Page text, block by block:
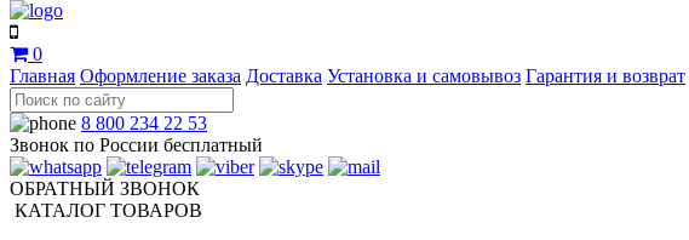
0
Главная Оформление заказа Доставка Установка и самовывоз Гарантия и возврат
8 800 234 22 53
Звонок по России бесплатный
ОБРАТНЫЙ ЗВОНОК
КАТАЛОГ ТОВАРОВ